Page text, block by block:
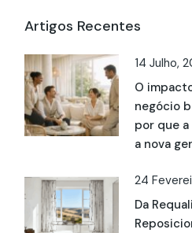
Artigos Recentes
14 Julho,
O
negócio
por que
a nova
24
Da